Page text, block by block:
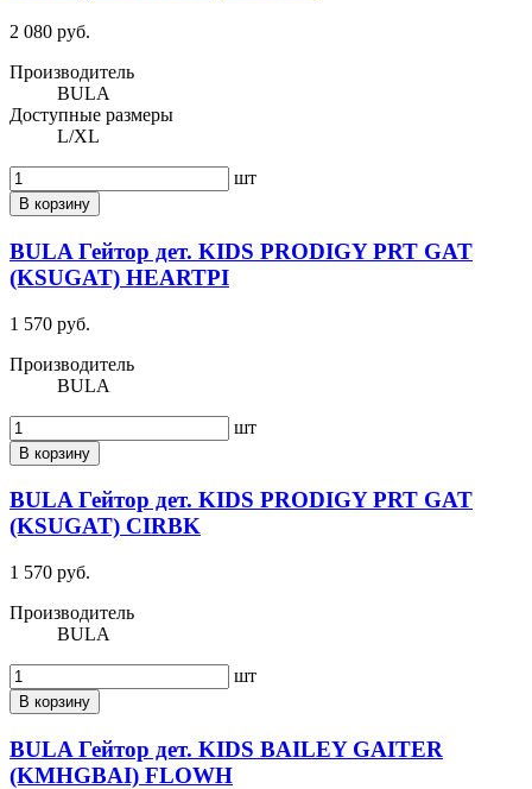
2 080 руб.
Производитель
BULA
Доступные размеры
L/XL
шт
В корзину
BULA Гейтор дет. KIDS PRODIGY PRT GAT
(KSUGAT) HEARTPI
1 570 руб.
Производитель
BULA
шт
В корзину
BULA Гейтор дет. KIDS PRODIGY PRT GAT
(KSUGAT) CIRBK
1 570 руб.
Производитель
BULA
шт
В корзину
BULA Гейтор дет. KIDS BAILEY GAITER
(KMHGBAI) FLOWH